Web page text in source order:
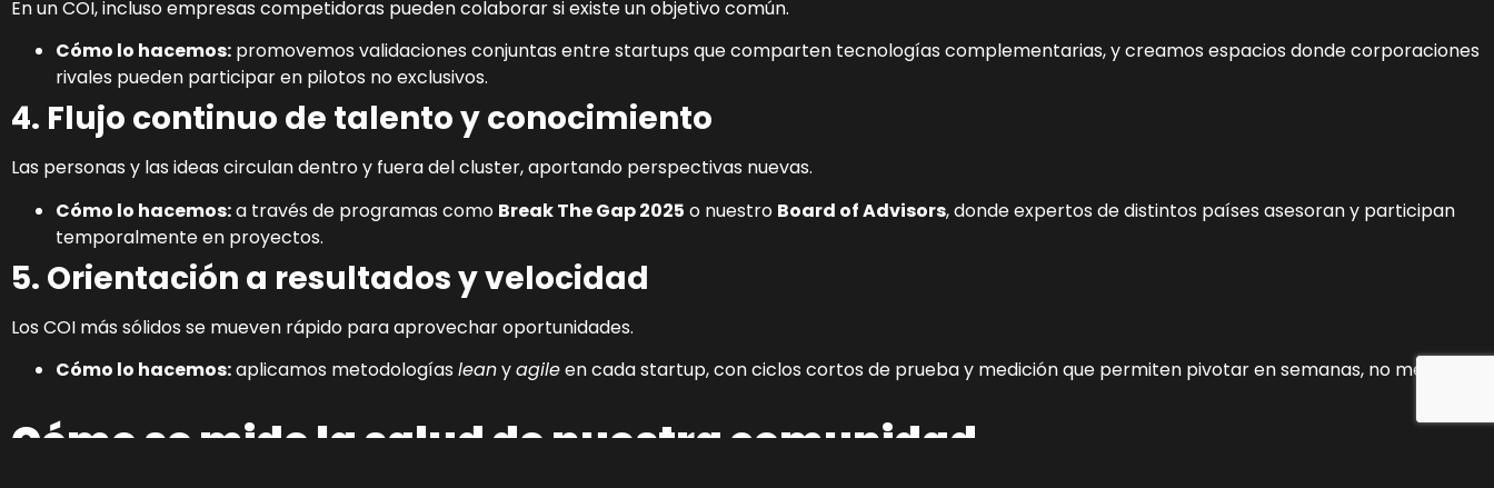
En un COI, incluso empresas competidoras pueden colaborar si existe un objetivo común.
Cómo lo hacemos: promovemos validaciones conjuntas entre startups que comparten tecnologías complementarias, y creamos espacios donde corporaciones
rivales pueden participar en pilotos no exclusivos.
4. Flujo continuo de talento y conocimiento
Las personas y las ideas circulan dentro y fuera del cluster, aportando perspectivas nuevas.
Cómo lo hacemos:a través de programas como Break The Gap 2025 o nuestro Board of Advisors, donde expertos de distintos países asesoran y participan
temporalmente en proyectos.
5. Orientación a resultados y velocidad
Los COI más sólidos se mueven rápido para aprovechar oportunidades.
Cómo lo hacemos:aplicamos metodologías leanyagileen cada startup, con ciclos cortos de prueba y medición que permiten pivotar en semanas, no meses.
Cómo se mide la salud de nuestra comunidad